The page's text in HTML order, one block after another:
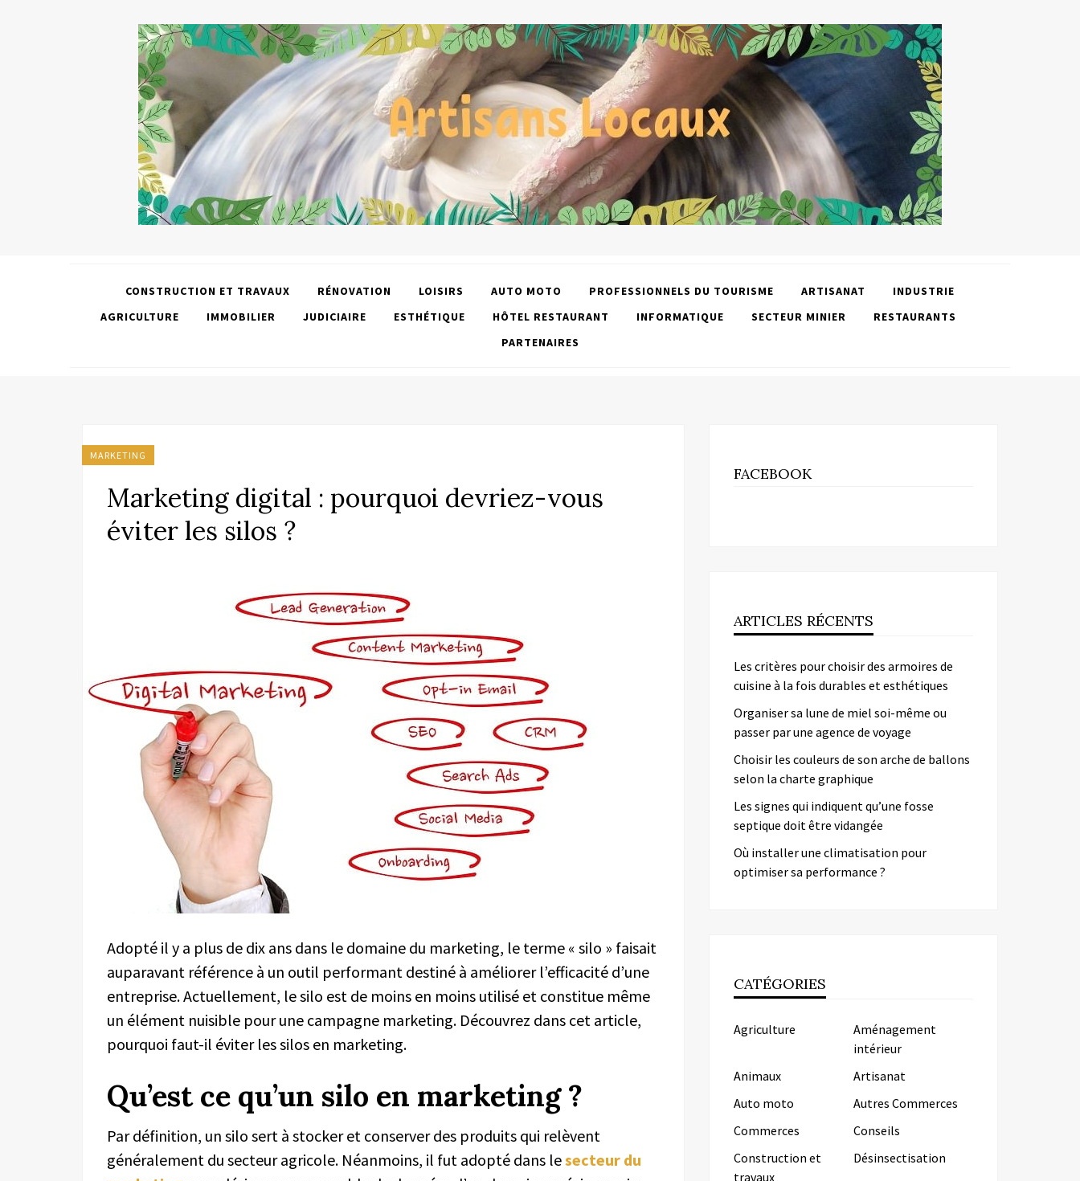
CONSTRUCTION ET TRAVAUX RÉNOVATION LOISIRS AUTO MOTO PROFESSIONNELS DU TOURISME ARTISANAT
INDUSTRIE
AGRICULTURE
IMMOBILIER JUDICIAIRE ESTHÉTIQUE HÔTEL RESTAURANT INFORMATIQUE SECTEUR MINIER
RESTAURANTS
PARTENAIRES
MARKETING
Marketing digital : pourquoi devriez-vous
éviter les silos ?
Adopté il y a plus de dix ans dans le domaine du marketing, le terme « silo » faisait
auparavant référence à un outil performant destiné à améliorer l’efficacité d’une
entreprise. Actuellement, le silo est de moins en moins utilisé et constitue même
un élément nuisible pour une campagne marketing. Découvrez dans cet article,
pourquoi faut-il éviter les silos en marketing.
Qu’est ce qu’un silo en marketing ?
Par définition, un silo sert à stocker et conserver des produits qui relèvent
généralement du secteur agricole. Néanmoins, il fut adopté dans lesecteur du
FACEBOOK
ARTICLES RÉCENTS
Les critères pour choisir des armoires de
cuisine à la fois durables et esthétiques
Organiser sa lune de miel soi-même ou
passer par une agence de voyage
Choisir les couleurs de son arche de ballons
selon la charte graphique
Les signes qui indiquent qu’une fosse
septique doit être vidangée
Où installer une climatisation pour
optimiser sa performance ?
CATÉGORIES
Agriculture
Aménagement
intérieur
Animaux
Artisanat
Auto moto
Autres Commerces
Commerces
Conseils
Construction et
travaux
Désinsectisation